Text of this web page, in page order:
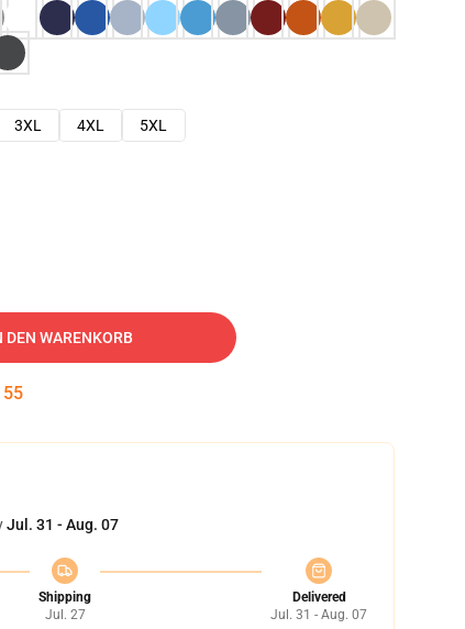
3XL 4XL
5XL
DEN WARENKORB
54
Jul. 31 - Aug. 07
Shipping
Jul. 27
Delivered
Jul. 31 - Aug. 07